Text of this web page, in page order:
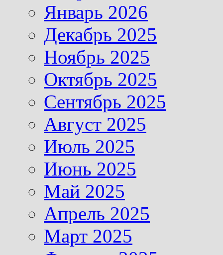
Январь 2026
Декабрь 2025
Ноябрь 2025
Октябрь 2025
Сентябрь 2025
Август 2025
Июль 2025
Июнь 2025
Май 2025
Апрель 2025
Март 2025